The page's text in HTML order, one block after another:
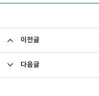
이전글
다음글